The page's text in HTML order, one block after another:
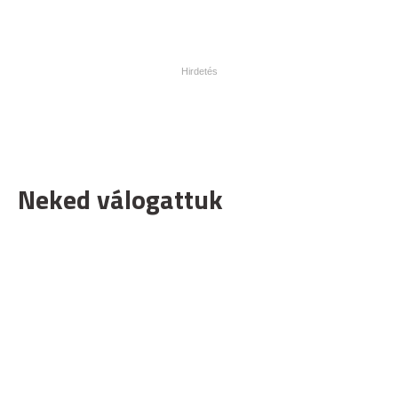
Neked válogattuk